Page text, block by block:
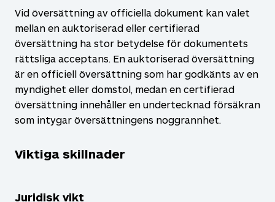
Vid översättning av officiella dokument kan valet
mellan en auktoriserad eller certifierad
översättning ha stor betydelse för dokumentets
rättsliga acceptans. En auktoriserad översättning
är en officiell översättning som har godkänts av en
myndighet eller domstol, medan en certifierad
översättning innehåller en undertecknad försäkran
som intygar översättningens noggrannhet.
Viktiga skillnader
Juridisk vikt